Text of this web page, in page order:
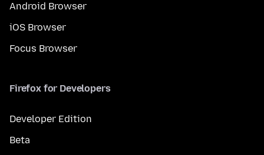
Android Browser
iOS Browser
Focus Browser
Firefox for Developers
Developer Edition
Beta